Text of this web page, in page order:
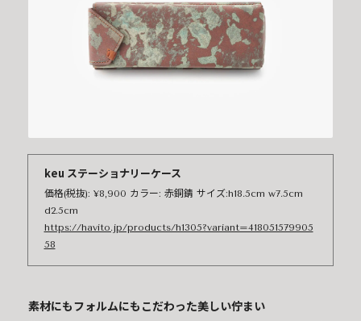
keu ステーショナリーケース
価格(税抜): ¥8,900 カラー: 赤銅錆 サイズ:h18.5cm w7.5cm
d2.5cm
https://havito.jp/products/h1305?variant=418051579905
58
素材にもフォルムにもこだわった美しい佇まい